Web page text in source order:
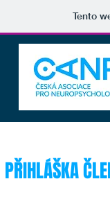
Tento
PŘIHLÁŠKA